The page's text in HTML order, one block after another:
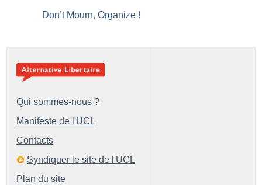
Don’t Mourn, Organize !
Qui sommes-nous ?
Manifeste de l'UCL
Contacts
Syndiquer le site de l'UCL
Plan du site